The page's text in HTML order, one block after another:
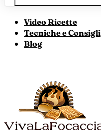
Video Ricette
Tecniche e Consigli
Blog